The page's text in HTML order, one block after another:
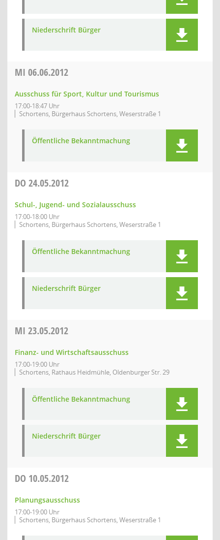
Niederschrift Bürger
MI 06.06.2012
Ausschuss für Sport, Kultur und Tourismus
17:00-18:47 Uhr
Schortens, Bürgerhaus Schortens, Weserstraße 1
Öffentliche Bekanntmachung
DO 24.05.2012
Schul-, Jugend- und Sozialausschuss
17:00-18:00 Uhr
Schortens, Bürgerhaus Schortens, Weserstraße 1
Öffentliche Bekanntmachung
Niederschrift Bürger
MI 23.05.2012
Finanz- und Wirtschaftsausschuss
17:00-19:00 Uhr
Schortens, Rathaus Heidmühle, Oldenburger Str. 29
Öffentliche Bekanntmachung
Niederschrift Bürger
DO 10.05.2012
Planungsausschuss
17:00-19:00 Uhr
Schortens, Bürgerhaus Schortens, Weserstraße 1